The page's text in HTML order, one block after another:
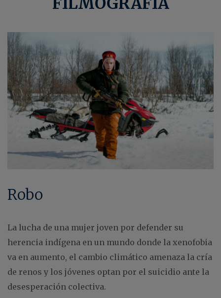
Robo
La lucha de una mujer joven por defender su
herencia indígena en un mundo donde la xenofobia
va en aumento, el cambio climático amenaza la cría
de renos y los jóvenes optan por el suicidio ante la
desesperación colectiva.